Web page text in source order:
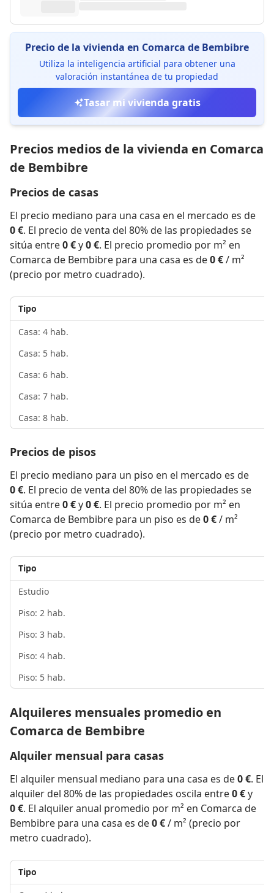
Precio de la vivienda en Comarca de Bembibre
Utiliza la inteligencia artificial para obtener una
valoración instantánea de tu propiedad
Tasar mi vivienda gratis
Precios medios de la vivienda en Comarca
de Bembibre
Precios de casas
El precio mediano para una casa en el mercado es de
0 €. El precio de venta del 80% de las propiedades se
sitúa entre0 €y0 €. El precio promedio por m² en
Comarca de Bembibre para una casa es de0 €/ m²
(precio por metro cuadrado).
Tipo
Casa: 4 hab.
Casa: 5 hab.
Casa: 6 hab.
Casa: 7 hab.
Casa: 8 hab.
Precios de pisos
El precio mediano para un piso en el mercado es de
0 €. El precio de venta del 80% de las propiedades se
sitúa entre0 €y0 €. El precio promedio por m² en
Comarca de Bembibre para un piso es de0 €/ m²
(precio por metro cuadrado).
Tipo
Estudio
Piso: 2 hab.
Piso: 3 hab.
Piso: 4 hab.
Piso: 5 hab.
Alquileres mensuales promedio en
Comarca de Bembibre
Alquiler mensual para casas
El alquiler mensual mediano para una casa es de0 €. El
alquiler del 80% de las propiedades oscila entre0 €y
0 €. El alquiler anual promedio por m² en Comarca de
Bembibre para una casa es de0 €/ m² (precio por
metro cuadrado).
Tipo